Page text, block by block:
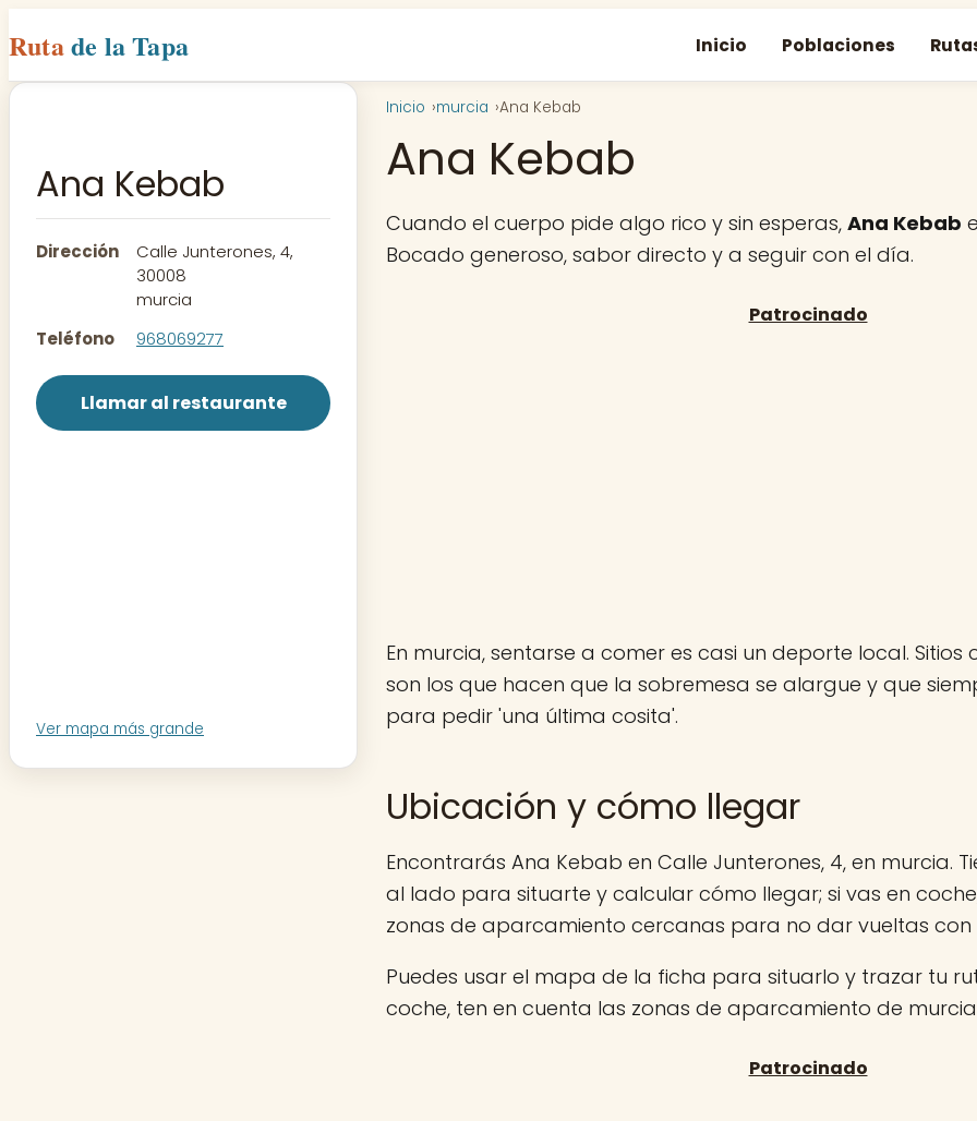
Rutade la Tapa Inicio Poblaciones
Ana Kebab
Dirección
Calle Junterones, 4,
30008
murcia
Teléfono
968069277
Llamar al restaurante
Ver mapa más grande
Inicio murcia Ana Kebab
Ana Kebab
Cuando el cuerpo pide algo rico y sin esperas, Ana Kebab
Bocado generoso, sabor directo y a seguir con el día.
En murcia, sentarse a comer es casi un deporte local.
son los que hacen que la sobremesa se alargue y que
para pedir 'una última cosita'.
Ubicación y cómo llegar
Encontrarás Ana Kebab en Calle Junterones, 4, en murcia.
al lado para situarte y calcular cómo llegar; si vas en
zonas de aparcamiento cercanas para no dar vueltas con
Puedes usar el mapa de la ficha para situarlo y trazar tu
coche, ten en cuenta las zonas de aparcamiento de